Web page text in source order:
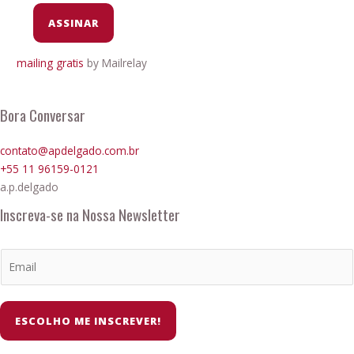
mailing gratis by Mailrelay
Bora Conversar
contato@apdelgado.com.br
+55 11 96159-0121
a.p.delgado
Inscreva-se na Nossa Newsletter
ESCOLHO ME INSCREVER!